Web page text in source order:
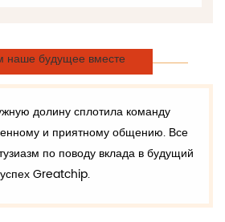
наше будущее вместе
долину сплотила команду
и приятному общению. Все
по поводу вклада в будущий
успех Greatchip.